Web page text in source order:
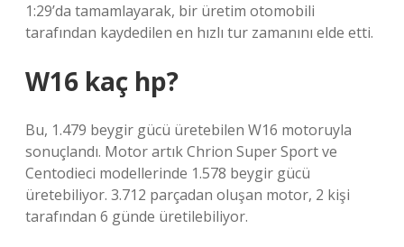
1:29’da tamamlayarak, bir üretim otomobili
tarafından kaydedilen en hızlı tur zamanını elde etti.
W16 kaç hp?
Bu, 1.479 beygir gücü üretebilen W16 motoruyla
sonuçlandı. Motor artık Chrion Super Sport ve
Centodieci modellerinde 1.578 beygir gücü
üretebiliyor. 3.712 parçadan oluşan motor, 2 kişi
tarafından 6 günde üretilebiliyor.